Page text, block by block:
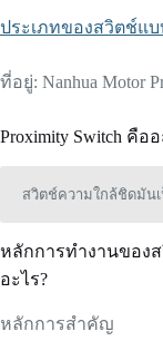
ประเภทของสวิตช์แบ
ที่อยู่: Nanhua Motor
Proximity Switch คืออ
สวิตช์ความใกล้ชิดมัน
หลักการทำงานของ
อะไร?
หลักการสำคัญ